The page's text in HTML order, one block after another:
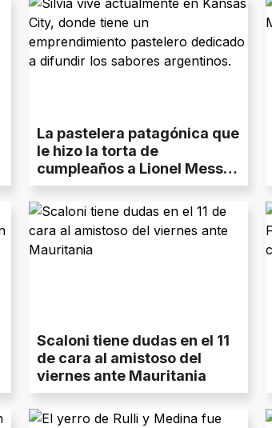
La pastelera patagónica que
le hizo la torta de
cumpleaños a Lionel Messi:
"Pensé que era una broma"
Scaloni tiene dudas en el 11
de cara al amistoso del
viernes ante Mauritania